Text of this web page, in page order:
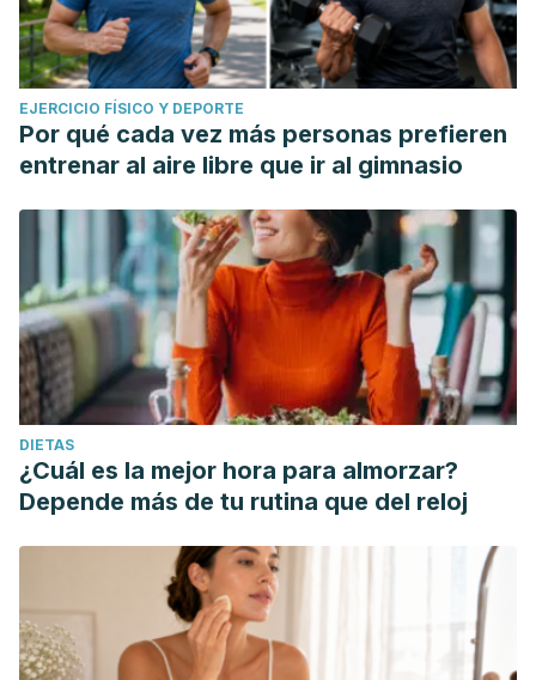
EJERCICIO FÍSICO Y DEPORTE
Por qué cada vez más personas prefieren
entrenar al aire libre que ir al gimnasio
DIETAS
¿Cuál es la mejor hora para almorzar?
Depende más de tu rutina que del reloj